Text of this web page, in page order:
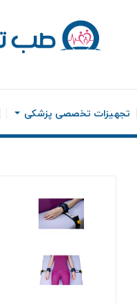
تجهیزات تخصصی پزشکی